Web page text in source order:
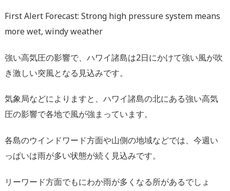
First Alert Forecast: Strong high pressure system means
more wet, windy weather
強い高気圧の影響で、ハワイ諸島は2日にかけて強い風が吹
き激しい突風となる見込みです。
気象局などによりますと、ハワイ諸島の北にある強い高気
圧の影響で各地で風が強まっています。
各島のウインドワード方面や山側の地域などでは、今週い
っぱいは雨が多い状態が続く見込みです。
リーワード方面でもにわか雨が多くなる所があるでしょ